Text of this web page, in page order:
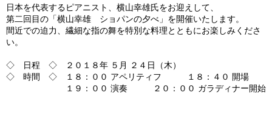
日本を代表するピアニスト、横山幸雄氏をお迎えして、
第二回目の「横山幸雄 ショパンの夕べ」を開催いたします。
間近での迫力、繊細な指の舞を特別な料理とともにお楽しみくださ
い。
◇ 日程 ◇ ２０１８年 ５月 ２４日（木）
◇ 時間 ◇ １８：００ アペリティフ １８：４０ 開場
１９：００ 演奏 ２０：００ ガラディナー開始